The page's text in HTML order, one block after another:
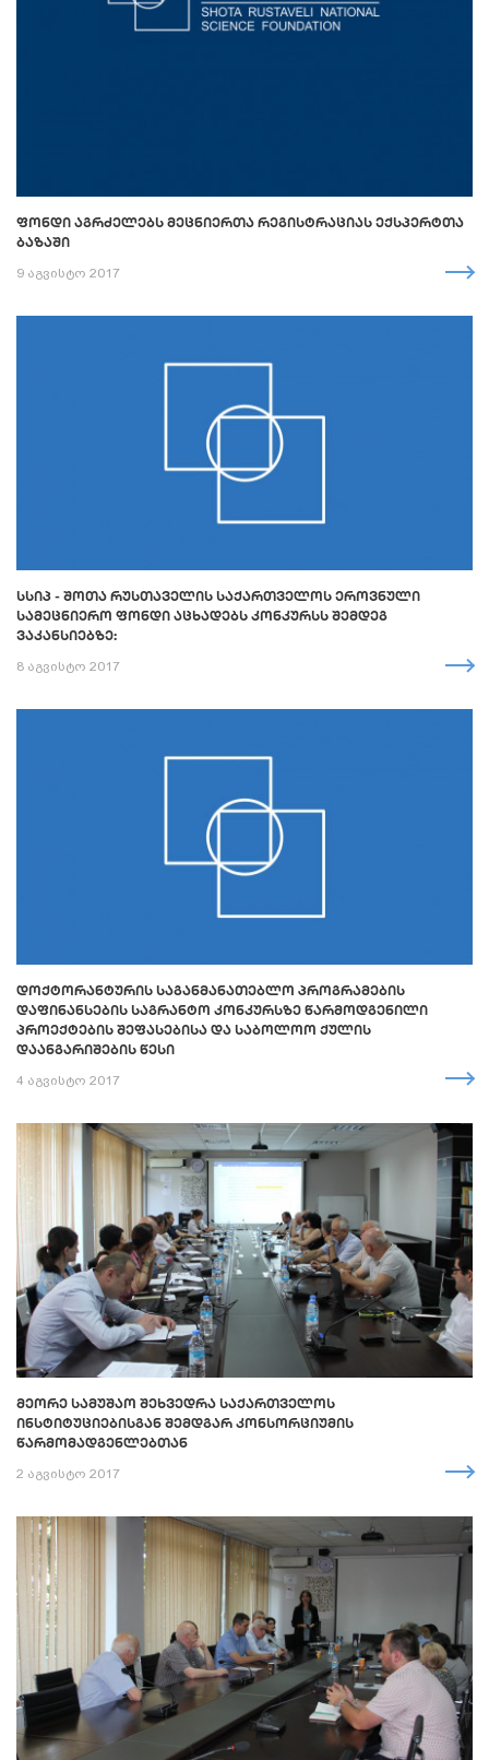
ᲤᲝᲜᲓᲘ ᲐᲒᲠᲫᲔᲚᲔᲑᲡ ᲛᲔᲪᲜᲘᲔᲠᲗᲐ ᲠᲔᲒᲘᲡᲢᲠᲐᲪᲘᲐᲡ ᲔᲥᲡᲞᲔᲠᲢᲗᲐ
ᲑᲐᲖᲐᲨᲘ
9 აგვისტო 2017
ᲡᲡᲘᲞ - ᲨᲝᲗᲐ ᲠᲣᲡᲗᲐᲕᲔᲚᲘᲡ ᲡᲐᲥᲐᲠᲗᲕᲔᲚᲝᲡ ᲔᲠᲝᲕᲜᲣᲚᲘ
ᲡᲐᲛᲔᲪᲜᲘᲔᲠᲝ ᲤᲝᲜᲓᲘ ᲐᲪᲮᲐᲓᲔᲑᲡ ᲙᲝᲜᲙᲣᲠᲡᲡ ᲨᲔᲛᲓᲔᲒ
ᲕᲐᲙᲐᲜᲡᲘᲔᲑᲖᲔ:
8 აგვისტო 2017
ᲓᲝᲥᲢᲝᲠᲐᲜᲢᲣᲠᲘᲡ ᲡᲐᲒᲐᲜᲛᲐᲜᲐᲗᲔᲑᲚᲝ ᲞᲠᲝᲒᲠᲐᲛᲔᲑᲘᲡ
ᲓᲐᲤᲘᲜᲐᲜᲡᲔᲑᲘᲡ ᲡᲐᲒᲠᲐᲜᲢᲝ ᲙᲝᲜᲙᲣᲠᲡᲖᲔ ᲬᲐᲠᲛᲝᲓᲒᲔᲜᲘᲚᲘ
ᲞᲠᲝᲔᲥᲢᲔᲑᲘᲡ ᲨᲔᲤᲐᲡᲔᲑᲘᲡᲐ ᲓᲐ ᲡᲐᲑᲝᲚᲝᲝ ᲥᲣᲚᲘᲡ
ᲓᲐᲐᲜᲒᲐᲠᲘᲨᲔᲑᲘᲡ ᲬᲔᲡᲘ
4 აგვისტო 2017
ᲛᲔᲝᲠᲔ ᲡᲐᲛᲣᲨᲐᲝ ᲨᲔᲮᲕᲔᲓᲠᲐ ᲡᲐᲥᲐᲠᲗᲕᲔᲚᲝᲡ
ᲘᲜᲡᲢᲘᲢᲣᲪᲘᲔᲑᲘᲡᲒᲐᲜ ᲨᲔᲛᲓᲒᲐᲠ ᲙᲝᲜᲡᲝᲠᲪᲘᲣᲛᲘᲡ
ᲬᲐᲠᲛᲝᲛᲐᲓᲒᲔᲜᲚᲔᲑᲗᲐᲜ
2 აგვისტო 2017